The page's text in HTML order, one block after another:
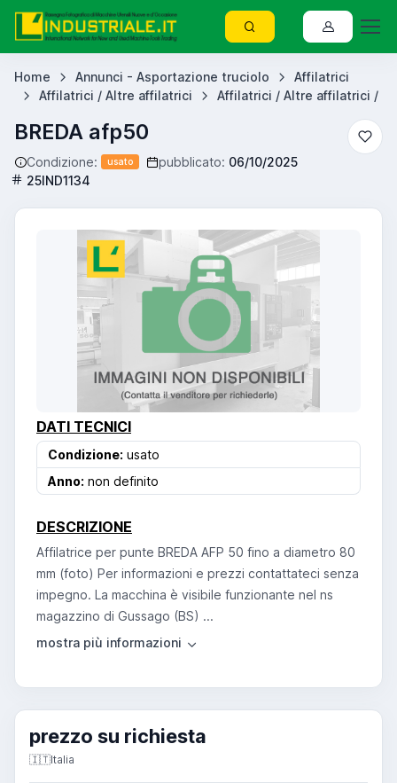
Home Annunci - Asportazione truciolo
Affilatrici
Affilatrici / Altre affilatrici
Affilatrici / Altre affilatrici /
BREDA afp50
Condizione: usato pubblicato: 06/10/2025
25IND1134
DATI TECNICI
Condizione: usato
Anno: non definito
DESCRIZIONE
Affilatrice per punte BREDA AFP 50 fino a diametro 80
mm (foto) Per informazioni e prezzi contattateci senza
impegno. La macchina è visibile funzionante nel ns
magazzino di Gussago (BS) ...
prezzo su richiesta
🇮🇹Italia